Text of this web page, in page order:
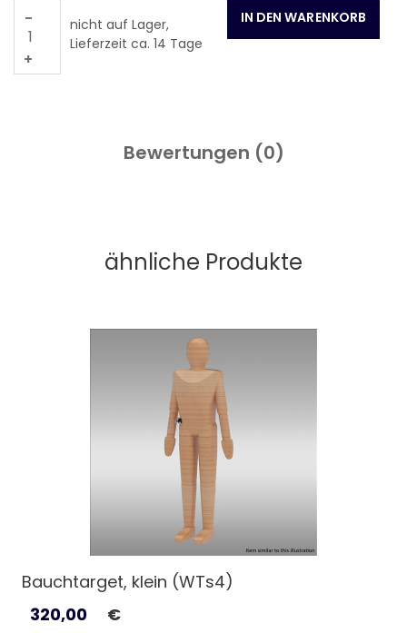
-
+
nicht auf Lager,
Lieferzeit ca. 14 Tage
Bewertungen (0)
ähnliche Produkte
Bauchtarget, klein (WTs4)
320,00
€